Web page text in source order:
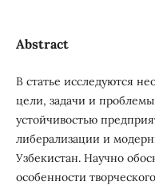
Abstract
В статье исследуются
цели, задачи и
устойчивостью
либерализации и
Узбекистан. Научно
особенности